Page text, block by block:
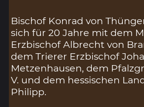
Bischof Konrad von
sich für 20 Jahre mit dem
Erzbischof Albrecht von
dem Trierer Erzbischof
Metzenhausen, dem
V. und dem hessischen
Philipp.